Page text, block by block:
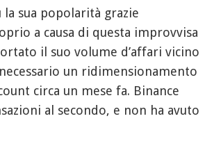
sua popolarità grazie
a causa di questa improvvisa
il suo volume d’affari vicino
un ridimensionamento
circa un mese fa. Binance
al secondo, e non ha avuto